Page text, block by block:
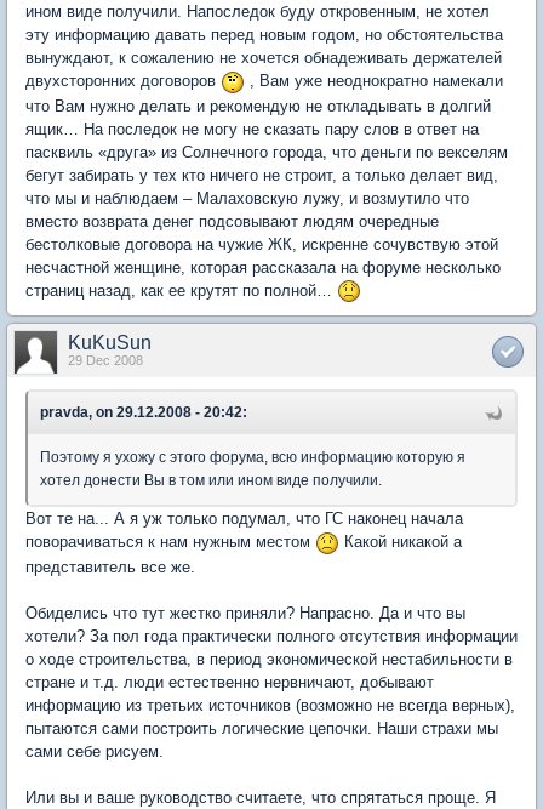
ином виде получили. Напоследок буду откровенным, не хотел
эту информацию давать перед новым годом, но обстоятельства
вынуждают, к сожалению не хочется обнадеживать держателей
двухсторонних договоров
, Вам уже неоднократно намекали
что Вам нужно делать и рекомендую не откладывать в долгий
ящик… На последок не могу не сказать пару слов в ответ на
пасквиль «друга» из Солнечного города, что деньги по векселям
бегут забирать у тех кто ничего не строит, а только делает вид,
что мы и наблюдаем – Малаховскую лужу, и возмутило что
вместо возврата денег подсовывают людям очередные
бестолковые договора на чужие ЖК, искренне сочувствую этой
несчастной женщине, которая рассказала на форуме несколько
страниц назад, как ее крутят по полной…
KuKuSun
29 Dec 2008
pravda, on 29.12.2008 - 20:42:
Поэтому я ухожу с этого форума, всю информацию которую я
хотел донести Вы в том или ином виде получили.
Вот те на... А я уж только подумал, что ГС наконец начала
поворачиваться к нам нужным местом
Какой никакой а
представитель все же.
Обиделись что тут жестко приняли? Напрасно. Да и что вы
хотели? За пол года практически полного отсутствия информации
о ходе строительства, в период экономической нестабильности в
стране и т.д. люди естественно нервничают, добывают
информацию из третьих источников (возможно не всегда верных),
пытаются сами построить логические цепочки. Наши страхи мы
сами себе рисуем.
Или вы и ваше руководство считаете, что спрятаться проще. Я